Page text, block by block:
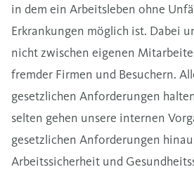
in dem ein Arbeitsleben ohne
Erkrankungen möglich ist. Dabei
nicht zwischen eigenen
fremder Firmen und Besuchern.
gesetzlichen Anforderungen
selten gehen unsere internen
gesetzlichen Anforderungen
Arbeitssicherheit und